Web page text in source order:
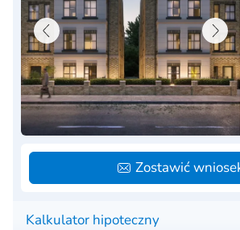
Kalkulator hipoteczny
Zostawić